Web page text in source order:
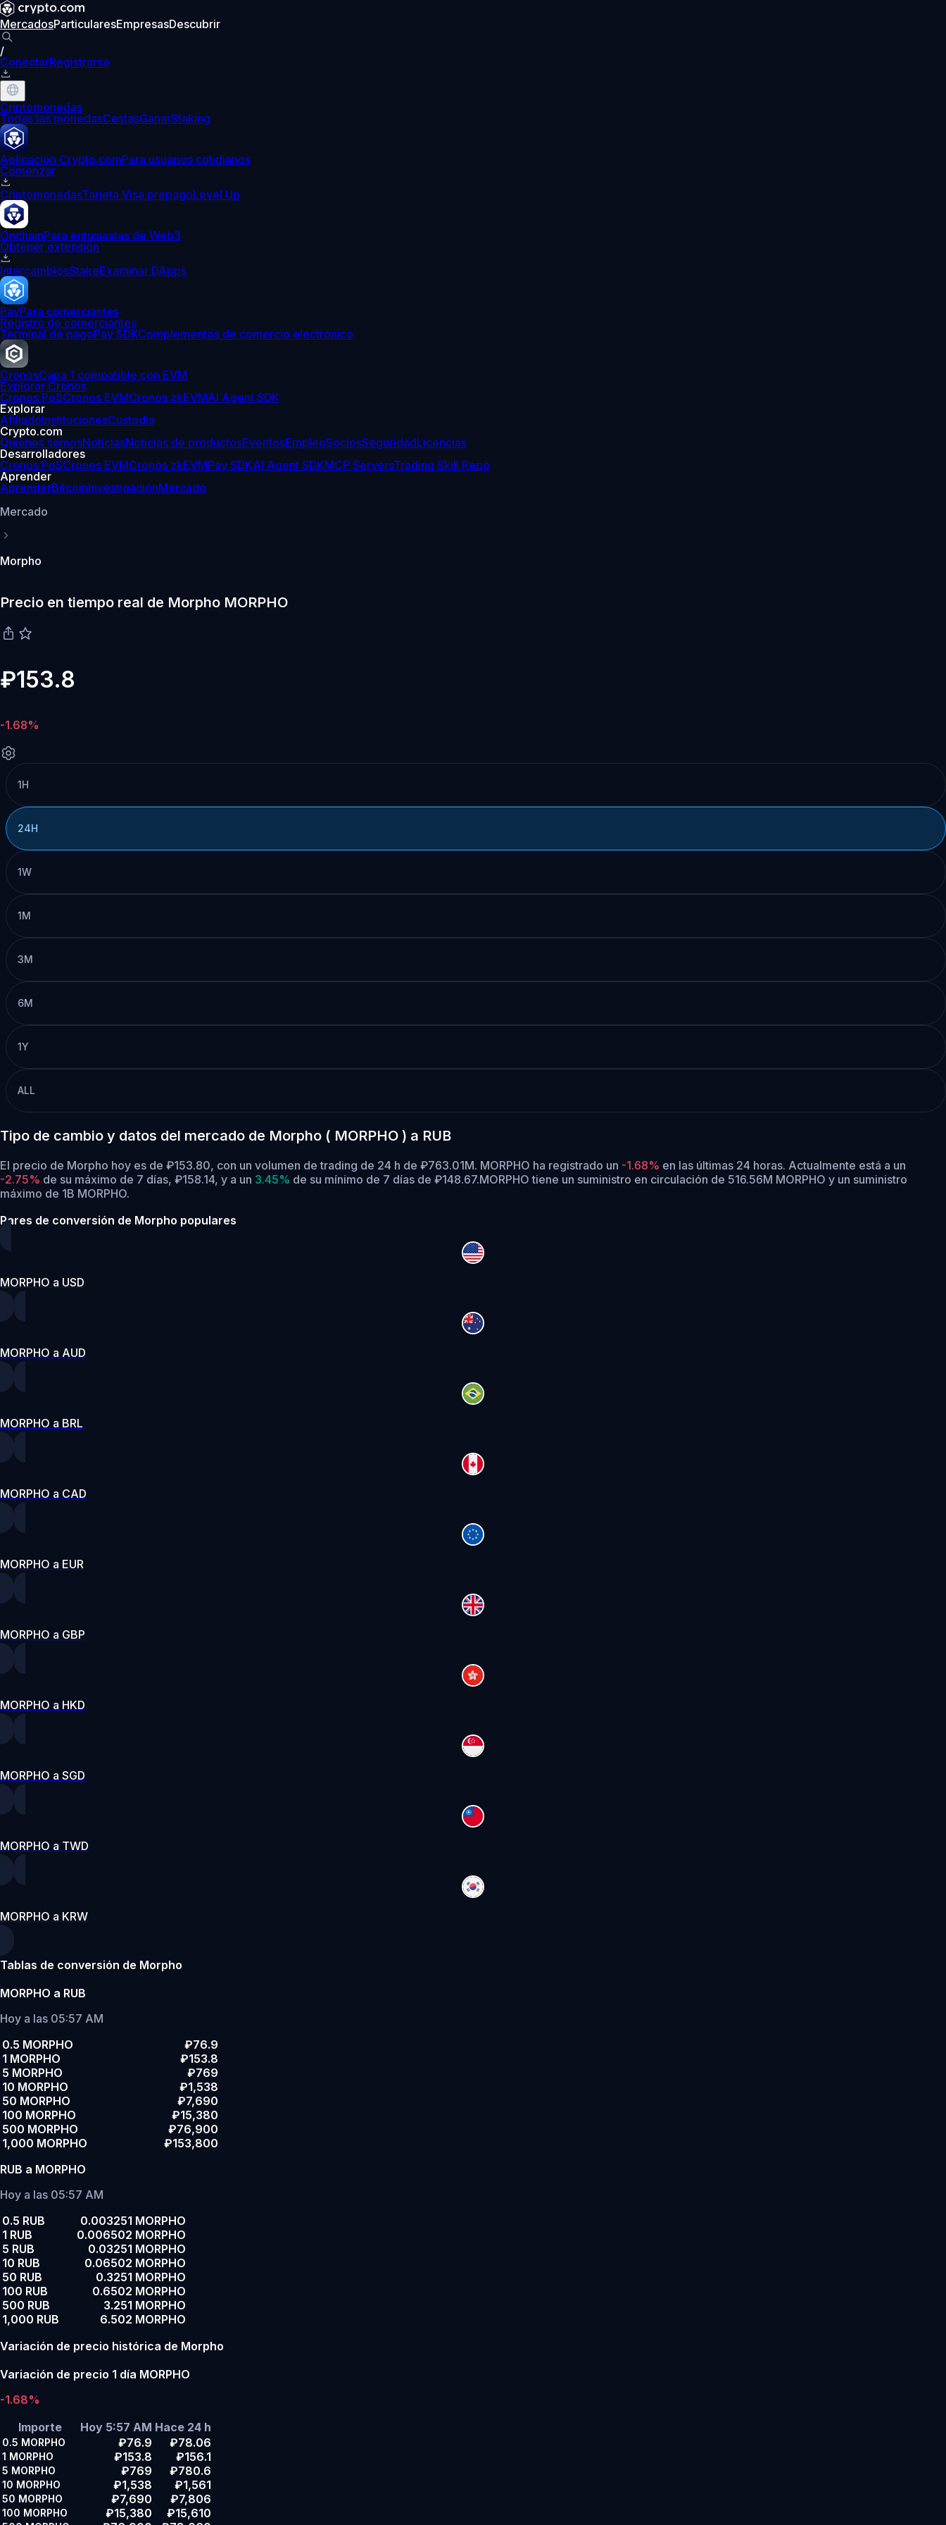
MercadosParticularesEmpresasDescubrir
/
ConectarRegistrarse
Criptomonedas
Todas las monedasCestasGanarStaking
Aplicación Crypto.comPara usuarios cotidianos
Comenzar
CriptomonedasTarjeta Visa prepagoLevel Up
OnchainPara entusiastas de Web3
Obtener extensión
IntercambiosStakeExaminar DApps
PayPara comerciantes
Registro de comerciantes
Terminal de pagoPay SDKComplementos de comercio electrónico
CronosCapa 1 compatible con EVM
Explorar Cronos
Cronos PoSCronos EVMCronos zkEVMAI Agent SDK
Explorar
AfiliadoInstitucionesCustodia
Crypto.com
Quiénes somosNoticiasNoticias de productosEventosEmpleoSociosSeguridadLicencias
Desarrolladores
Cronos PoSCronos EVMCronos zkEVMPay SDKAI Agent SDKMCP ServersTrading Skill Repo
Aprender
AprenderBitcoinInvestigaciónMercado
Mercado
Morpho
Precio en tiempo real de Morpho MORPHO
₽153.8
-1.68%
1H
24H
1W
1M
3M
6M
1Y
ALL
Tipo de cambio y datos del mercado de Morpho ( MORPHO ) a RUB
El precio de Morpho hoy es de ₽153.80, con un volumen de trading de 24 h de ₽763.01M. MORPHO ha registrado un -1.68% en las últimas 24 horas. Actualmente está a un
-2.75% de su máximo de 7 días, ₽158.14, y a un 3.45% de su mínimo de 7 días de ₽148.67.MORPHO tiene un suministro en circulación de 516.56M MORPHO y un suministro
máximo de 1B MORPHO.
Pares de conversión de Morpho populares
MORPHO a USD
MORPHO a AUD
MORPHO a BRL
MORPHO a CAD
MORPHO a EUR
MORPHO a GBP
MORPHO a HKD
MORPHO a SGD
MORPHO a TWD
MORPHO a KRW
Tablas de conversión de Morpho
MORPHO a RUB
Hoy a las 05:57 AM
0.5 MORPHO
₽76.9
1 MORPHO
₽153.8
5 MORPHO
₽769
10 MORPHO
₽1,538
50 MORPHO
₽7,690
100 MORPHO
₽15,380
500 MORPHO
₽76,900
1,000 MORPHO
₽153,800
RUB a MORPHO
Hoy a las 05:57 AM
0.5 RUB
0.003251 MORPHO
1 RUB
0.006502 MORPHO
5 RUB
0.03251 MORPHO
10 RUB
0.06502 MORPHO
50 RUB
0.3251 MORPHO
100 RUB
0.6502 MORPHO
500 RUB
3.251 MORPHO
1,000 RUB
6.502 MORPHO
Variación de precio histórica de Morpho
Variación de precio 1 día MORPHO
-1.68%
Importe
Hoy 5:57 AM Hace 24 h
0.5 MORPHO ₽76.9 ₽78.06
1 MORPHO ₽153.8 ₽156.1
5 MORPHO ₽769 ₽780.6
10 MORPHO ₽1,538 ₽1,561
50 MORPHO ₽7,690 ₽7,806
100 MORPHO ₽15,380 ₽15,610